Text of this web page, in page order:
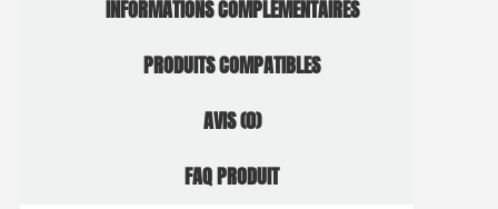
INFORMATIONS COMPLÉMENTAIRES
PRODUITS COMPATIBLES
AVIS (0)
FAQ PRODUIT